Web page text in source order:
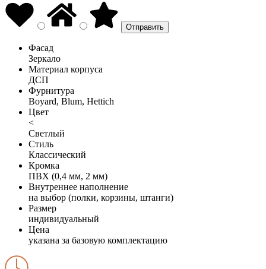
Фасад
Зеркало
Материал корпуса
ДСП
Фурнитура
Boyard, Blum, Hettich
Цвет
<
Светлый
Стиль
Классический
Кромка
ПВХ (0,4 мм, 2 мм)
Внутреннее наполнение
на выбор (полки, корзины, штанги)
Размер
индивидуальный
Цена
указана за базовую комплектацию